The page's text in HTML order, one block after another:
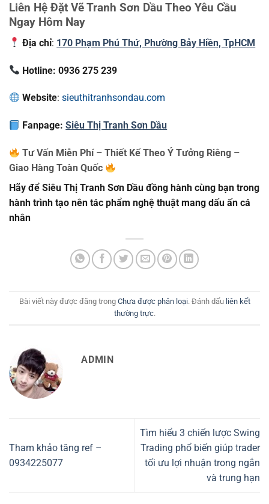
Liên Hệ Đặt Vẽ Tranh Sơn Dầu Theo Yêu Cầu
Ngay Hôm Nay
Địa chỉ: 170 Phạm Phú Thứ, Phường Bảy Hiền, TpHCM
Hotline: 0936 275 239
Website:sieuthitranhsondau.com
Fanpage:Siêu Thị Tranh Sơn Dầu
Tư Vấn Miễn Phí – Thiết Kế Theo Ý Tưởng Riêng –
Giao Hàng Toàn Quốc
Hãy để Siêu Thị Tranh Sơn Dầu đồng hành cùng bạn trong
hành trình tạo nên tác phẩm nghệ thuật mang dấu ấn cá
nhân
Bài viết này được đăng trong Chưa được phân loại. Đánh dấu liên kết
thường trực.
ADMIN
Tham khảo tăng ref –
0934225077
Tìm hiểu 3 chiến lược Swing
Trading phổ biến giúp trader
tối ưu lợi nhuận trong ngắn
và trung hạn